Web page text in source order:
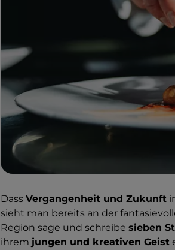
Dass Vergangenheit und Zukunft
sieht man bereits an der
Region sage und schreibe sieben
ihrem jungen und kreativen Geist